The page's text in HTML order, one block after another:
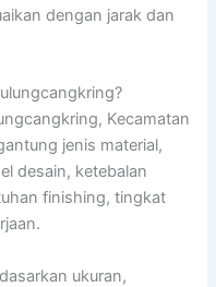
dengan jarak dan
Kecamatan
jenis material,
desain, ketebalan
finishing, tingkat
ukuran,